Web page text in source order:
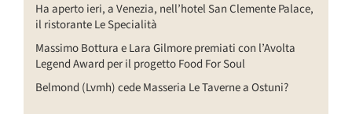
Ha aperto ieri, a Venezia, nell’hotel San Clemente Palace,
il ristorante Le Specialità
Massimo Bottura e Lara Gilmore premiati con l’Avolta
Legend Award per il progetto Food For Soul
Belmond (Lvmh) cede Masseria Le Taverne a Ostuni?